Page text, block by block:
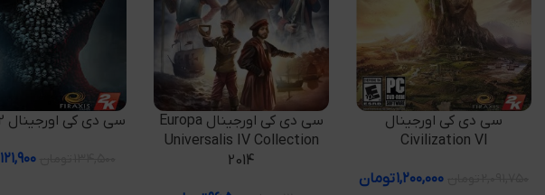
افزودن به سبد خرید
سی دی کی اورجینال
Civilization VI
۱,۲۰۰,۰۰۰تومان
اطلاعات بیشتر
سی دی کی اورجینال Europa
Universalis IV Collection
2014
افزودن به سبد خرید
سی دی کی اورجینال XCOM 2
۱۲۱,۹۰۰